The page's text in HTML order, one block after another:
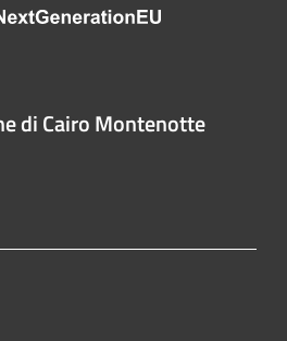
di Cairo Montenotte